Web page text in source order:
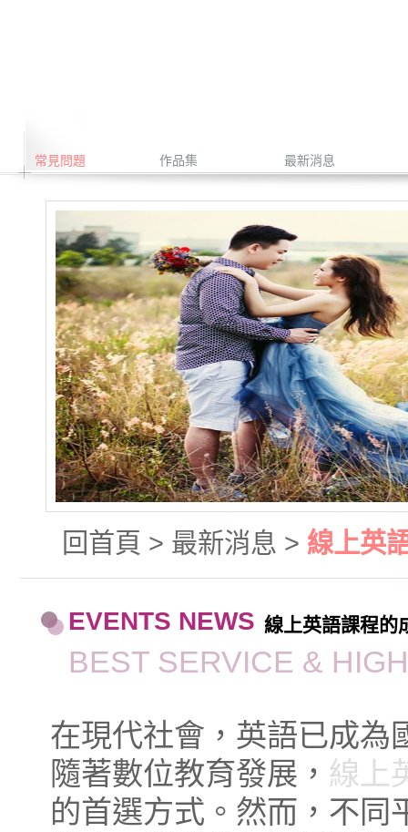
常見問題 作品集 最新消息
回首頁 > 最新消息 > 線上英
EVENTS NEWS 線上英語課程的
BEST SERVICE &
在現代社會，英語已成為
隨著數位教育發展， 線上
的首選方式。然而，不同